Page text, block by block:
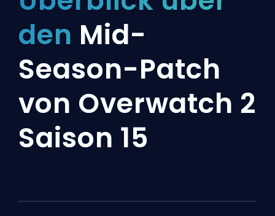
den Mid-
Season-Patch
von Overwatch 2
Saison 15